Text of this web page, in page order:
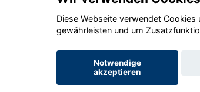
Volkswagen Skoda
Octavia
Diese Webseite verwendet
gewährleisten und um
Notwendige
akzeptieren